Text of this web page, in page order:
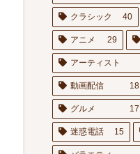
クラシック 40
アニメ 29
アーティスト
動画配信 18
グルメ 17
迷惑電話 15